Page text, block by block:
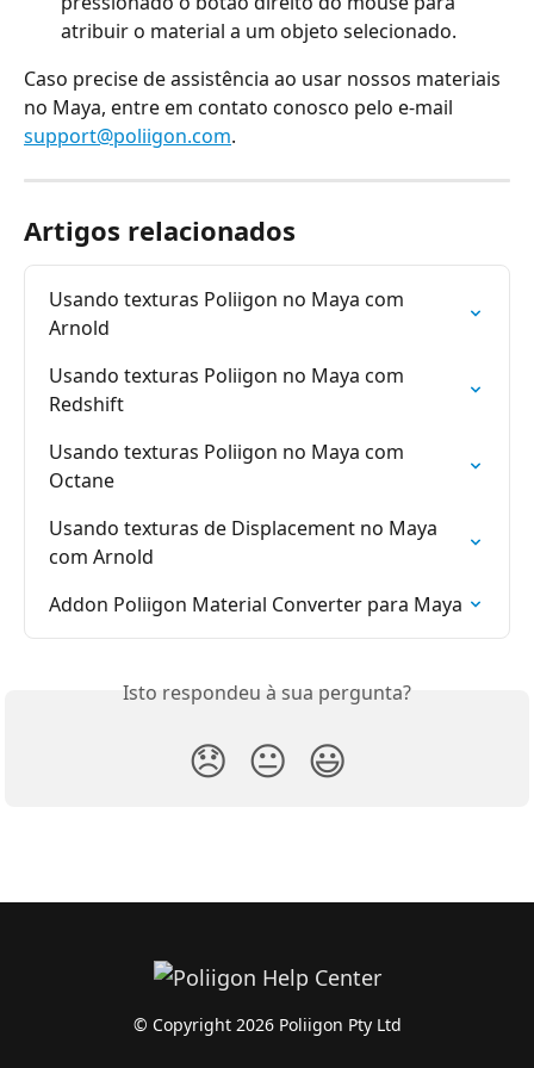
atribuir o material a um objeto selecionado.
Caso precise de assistência ao usar nossos materiais
no Maya, entre em contato conosco pelo e-mail
support@poliigon.com.
Artigos relacionados
Usando texturas Poliigon no Maya com
Arnold
Usando texturas Poliigon no Maya com
Redshift
Usando texturas Poliigon no Maya com
Octane
Usando texturas de Displacement no Maya
com Arnold
Addon Poliigon Material Converter para Maya
Isto respondeu à sua pergunta?
😞 😐 😃
© Copyright 2026 Poliigon Pty Ltd